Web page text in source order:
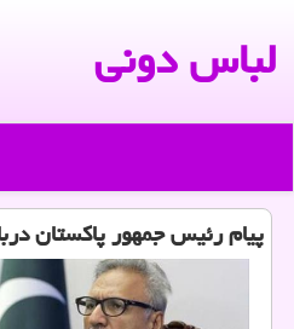
لباس دونی
پیام رئیس جمهور پاكستان